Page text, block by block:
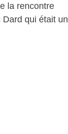
la rencontre
Dard qui était un